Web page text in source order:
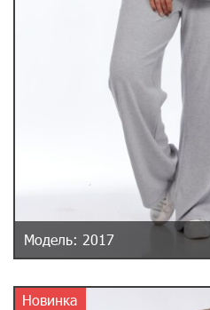
Модель: 2017
Новинка